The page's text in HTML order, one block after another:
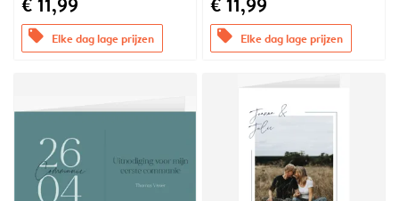
offers Elke dag lage prijzen offers Elke dag lage prijzen